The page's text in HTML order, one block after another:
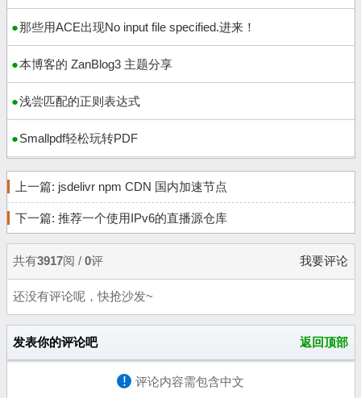
那些用ACE出现No input file specified.进来！
本博客的 ZanBlog3 主题分享
浅尝匹配的正则表达式
Smallpdf轻松玩转PDF
上一篇: jsdelivr npm CDN 国内加速节点
下一篇: 推荐一个使用IPv6的直播源仓库
共有3917阅 / 0评 我要评论
还没有评论呢，快抢沙发~
发表你的评论吧 返回顶部
! 评论内容需包含中文